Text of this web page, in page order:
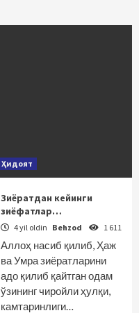
Ҳидоят
Зиёратдан кейинги
зиёфатлар…
4 yil oldin Behzod 1 611
Аллоҳ насиб қилиб, Ҳаж
ва Умра зиёратларини
адо қилиб қайтган одам
ўзининг чиройли ҳулқи,
камтаринлиги…